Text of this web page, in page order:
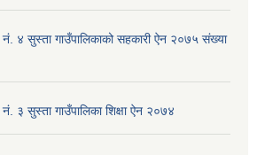
४ सुस्ता गाउँपालिकाको सहकारी ऐन २०७५ संख्या
३ सुस्ता गाउँपालिका शिक्षा ऐन २०७४